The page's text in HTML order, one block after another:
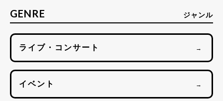
GENRE ジャンル
ライブ・コンサート →
イベント →